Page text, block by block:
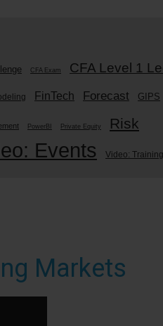
CFA Exam CFA Level 1
FinTech Forecast GIPS
PowerBI Private Equity
Risk
Events Video:
Markets